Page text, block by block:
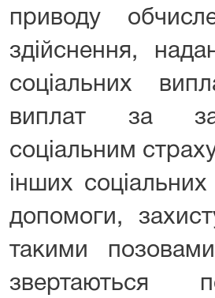
приводу
здійснення,
соціальних
виплат за
соціальним
інших
допомоги,
такими
звертаються